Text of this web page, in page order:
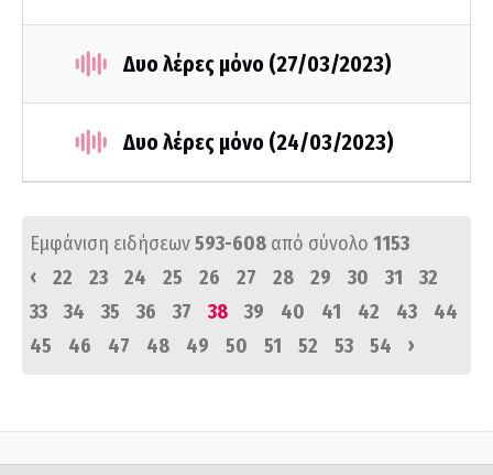
Δυο λέρες μόνο (27/03/2023)
Δυο λέρες μόνο (24/03/2023)
Εμφάνιση ειδήσεων593-608 από σύνολο 1153
‹
22 23 24 25 26 27 28 29 30 31
32
33
34 35 36 37 38 39 40 41 42 43
44
45
46 47 48 49 50 51 52 53 54 ›